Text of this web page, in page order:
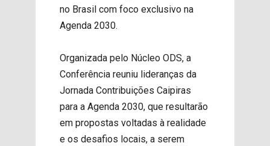
no Brasil com foco exclusivo na
Agenda 2030.
Organizada pelo Núcleo ODS, a
Conferência reuniu lideranças da
Jornada Contribuições Caipiras
para a Agenda 2030, que resultarão
em propostas voltadas à realidade
e os desafios locais, a serem